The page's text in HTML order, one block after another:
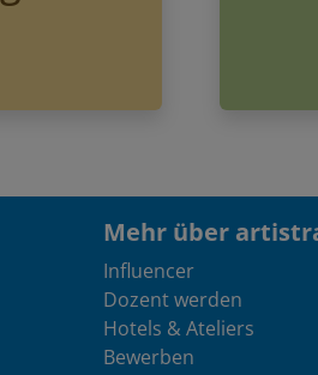
Mehr über
Influencer
Dozent werden
Hotels & Ateliers
Bewerben